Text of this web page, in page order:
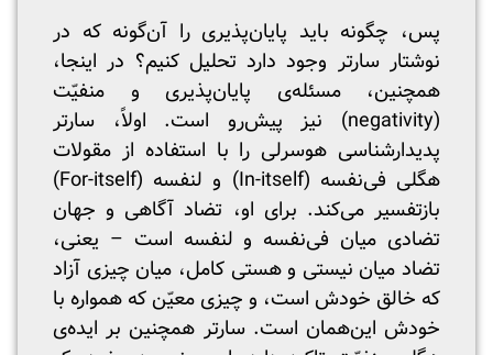
پس، چگونه باید پایان‌پذیری را آن‌گونه که در
نوشتار سارتر وجود دارد تحلیل کنیم؟ در اینجا،
همچنین، مسئله‌ی پایان‌پذیری و منفیّت
(negativity) نیز پیش‌رو است. اولاً، سارتر
پدیدارشناسی هوسرلی را با استفاده از مقولات
هگلی فی‌نفسه (In-itself) و لنفسه (For-itself)
بازتفسیر می‌کند. برای او، تضاد آگاهی و جهان
تضادی میان فی‌نفسه و لنفسه است – یعنی،
تضاد میان نیستی و هستی کامل، میان چیزی آزاد
که خالق خودش است، و چیزی معیّن که همواره با
خودش این‌همان است. سارتر همچنین بر ایده‌ی